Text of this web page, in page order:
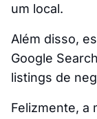
um local.
Além disso,
Google
listings de
Felizmente, a